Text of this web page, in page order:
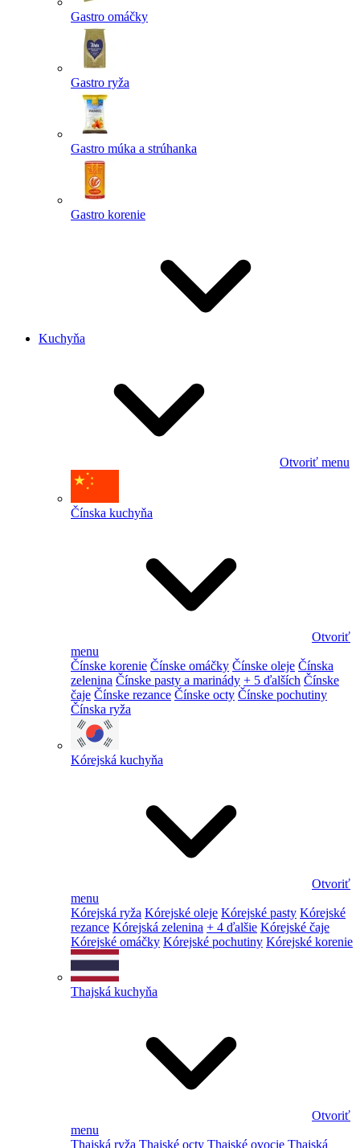
Gastro omáčky
Gastro ryža
Gastro múka a strúhanka
Gastro korenie
Kuchyňa
Otvoriť menu
Čínska kuchyňa
Otvoriť
menu
Čínske korenie Čínske omáčky Čínske oleje Čínska
zelenina Čínske pasty a marinády + 5 ďalších Čínske
čaje Čínske rezance Čínske octy Čínske pochutiny
Čínska ryža
Kórejská kuchyňa
Otvoriť
menu
Kórejská ryža Kórejské oleje Kórejské pasty Kórejské
rezance Kórejská zelenina + 4 ďalšie Kórejské čaje
Kórejské omáčky Kórejské pochutiny Kórejské korenie
Thajská kuchyňa
Otvoriť
menu
Thajská ryža Thajské octy Thajské ovocie Thajská